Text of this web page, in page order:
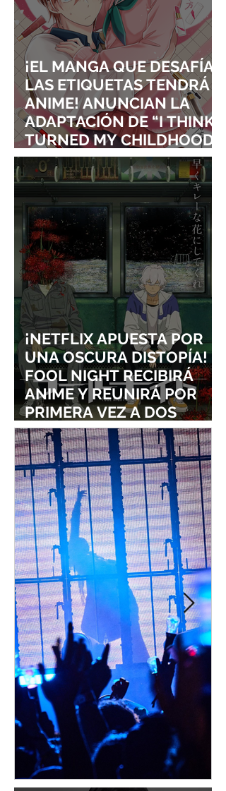
¡EL MANGA QUE DESAFÍA
LAS ETIQUETAS TENDRÁ
ANIME! ANUNCIAN LA
ADAPTACIÓN DE “I THINK I
TURNED MY CHILDHOOD
FRIEND INTO A GIRL”
¡NETFLIX APUESTA POR
UNA OSCURA DISTOPÍA!
FOOL NIGHT RECIBIRÁ
ANIME Y REUNIRÁ POR
PRIMERA VEZ A DOS
ESTUDIOS LEGENDARIOS